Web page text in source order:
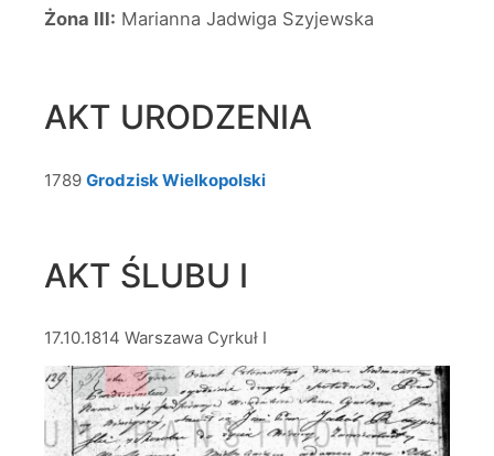
Żona III: Marianna Jadwiga Szyjewska
AKT URODZENIA
1789 Grodzisk Wielkopolski
AKT ŚLUBU I
17.10.1814 Warszawa Cyrkuł I